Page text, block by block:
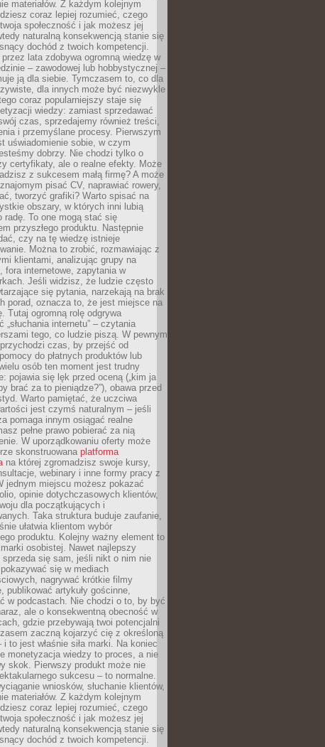
materiałów. Z każdym kolejnym
coraz lepiej rozumieć, czego
społeczność i jak możesz jej
naturalną konsekwencją stanie się
dochód z twoich kompetencji.
lata zdobywa ogromną wiedzę w
– zawodowej lub hobbystycznej –
ją dla siebie. Tymczasem to, co dla
dla innych może być niezwykle
coraz popularniejszy staje się
wiedzy: zamiast sprzedawać
czas, sprzedajemy również treści,
i przemyślane procesy. Pierwszym
uświadomienie sobie, w czym
dobrzy. Nie chodzi tylko o
certyfikaty, ale o realne efekty. Może
z sukcesem małą firmę? A może
pisać CV, naprawiać rowery,
tworzyć grafiki? Warto spisać na
obszary, w których inni lubią
radę. To one mogą stać się
przyszłego produktu. Następnie
czy na tę wiedzę istnieje
Można to zrobić, rozmawiając z
klientami, analizując grupy na
fora internetowe, zapytania w
Jeśli widzisz, że ludzie często
się pytania, narzekają na brak
porad, oznacza to, że jest miejsce na
Tutaj ogromną rolę odgrywa
„słuchania internetu” – czytania
tego, co ludzie piszą. W pewnym
czas, by przejść od
do płatnych produktów lub
osób ten moment jest trudny
pojawia się lęk przed oceną („kim ja
brać za to pieniądze?”), obawa przed
Warto pamiętać, że uczciwa
jest czymś naturalnym – jeśli
pomaga innym osiągać realne
pełne prawo pobierać za nią
W uporządkowaniu oferty może
skonstruowana platforma
na której zgromadzisz swoje kursy,
webinary i inne formy pracy z
jednym miejscu możesz pokazać
opinie dotychczasowych klientów,
dla początkujących i
Taka struktura buduje zaufanie,
ułatwia klientom wybór
produktu. Kolejny ważny element to
marki osobistej. Nawet najlepszy
sprzeda się sam, jeśli nikt o nim nie
się w mediach
nagrywać krótkie filmy
publikować artykuły gościnne,
w podcastach. Nie chodzi o to, by być
ale o konsekwentną obecność w
gdzie przebywają twoi potencjalni
zaczną kojarzyć cię z określoną
i to jest właśnie siła marki. Na koniec
monetyzacja wiedzy to proces, a nie
skok. Pierwszy produkt może nie
sukcesu – to normalne.
wniosków, słuchanie klientów,
materiałów. Z każdym kolejnym
coraz lepiej rozumieć, czego
społeczność i jak możesz jej
naturalną konsekwencją stanie się
dochód z twoich kompetencji.